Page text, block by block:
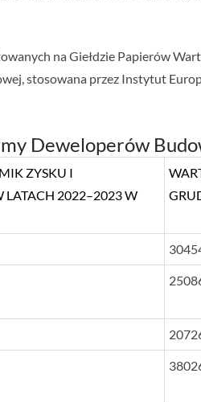
na Giełdzie Papierów
stosowana przez Instytut
Deweloperów
ZYSKU I
LATACH 2022–2023 W